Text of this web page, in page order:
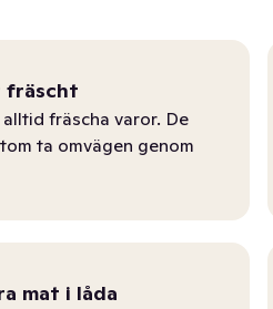
fräscht
fräscha varor. De
ta omvägen genom
mat i låda